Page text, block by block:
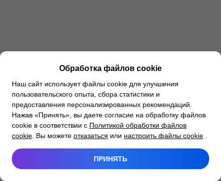
Обработка файлов cookie
Наш сайт использует файлы cookie для улучшения
пользовательского опыта, сбора статистики и
предоставления персонализированных рекомендаций.
Нажав «Принять», вы даете согласие на обработку файлов
cookie в соответствии с Политикой обработки файлов
cookie . Вы можете отказаться или настроить файлы cookie
ПРИНЯТЬ